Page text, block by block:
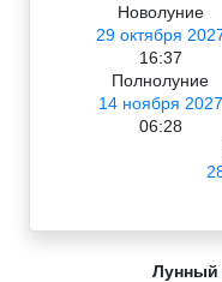
Новолуние
29 октября
16:37
Полнолуние
14 ноября 2027
06:28
Лунный